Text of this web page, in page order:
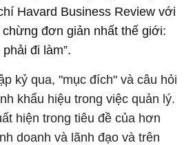
Havard Business Review với
đơn giản nhất thế giới:
đi làm”.
kỷ qua, "mục đích" và câu hỏi
khẩu hiệu trong việc quản lý.
hiện trong tiêu đề của hơn
doanh và lãnh đạo và trên